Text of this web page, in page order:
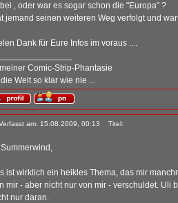
, oder war es sogar schon die "Europa" ?
jemand seinen weiteren Weg verfolgt und
Dank für Eure Infos im voraus ....
meiner Comic-Strip-Phantasie
die Welt so klar wie nie ...
am: 15.08.2009, 00:13 Titel:
Summerwind,
ist wirklich ein heikles Thema, das mir
mir - aber nicht nur von mir - verschuldet. Uli
nur daran.